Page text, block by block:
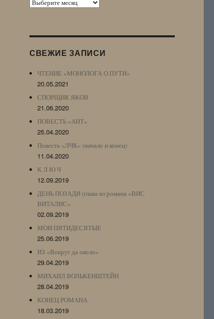
Archive)
СВЕЖИЕ ЗАПИСИ
ЧТЕНИЕ «МОНОЛОГА О ПУТИ»
20.05.2021
СПОРЩИК ЯКОВ
21.06.2020
ПОВЕСТЬ «АНТ»
25.04.2020
Повесть «ЛЧК» (начало и конец)
11.04.2020
К Л Ю Ч
12.09.2019
ДЕНЬ ПОЗАДИ (глава из романа «ВИС
ВИТАЛИС»
02.09.2019
МОИ ПЯТИДЕСЯТЫЕ
25.06.2019
ИЗ «Вокруг да около»
29.04.2019
МИХАИЛ ВОЛЬКЕНШТЕЙН
28.04.2019
КОНЕЦ РОМАНА
18.03.2019